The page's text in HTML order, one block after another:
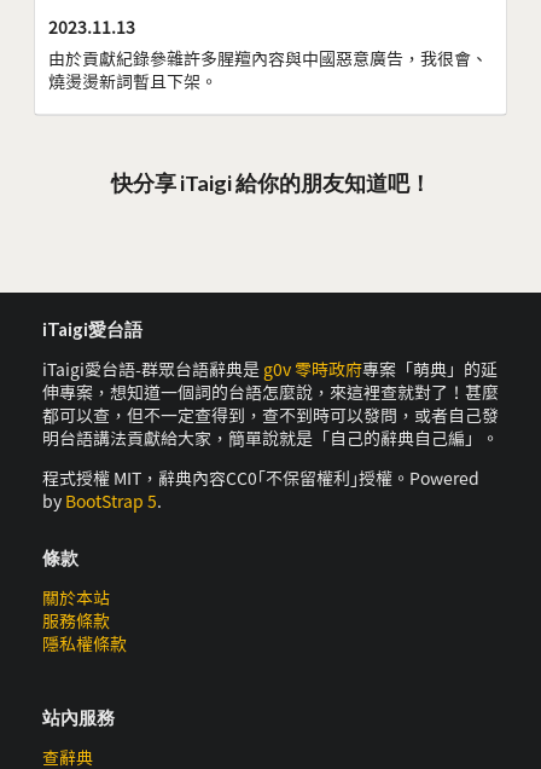
2023.11.13
由於貢獻紀錄參雜許多腥羶內容與中國惡意廣告，我很會、
燒燙燙新詞暫且下架。
快分享 iTaigi 給你的朋友知道吧！
iTaigi愛台語
iTaigi愛台語-群眾台語辭典是 g0v 零時政府專案「萌典」的延
伸專案，想知道一個詞的台語怎麼說，來這裡查就對了！甚麼
都可以查，但不一定查得到，查不到時可以發問，或者自己發
明台語講法貢獻給大家，簡單說就是「自己的辭典自己編」。
程式授權 MIT，辭典內容CC0｢不保留權利｣授權。Powered
by BootStrap 5.
條款
關於本站
服務條款
隱私權條款
站內服務
查辭典